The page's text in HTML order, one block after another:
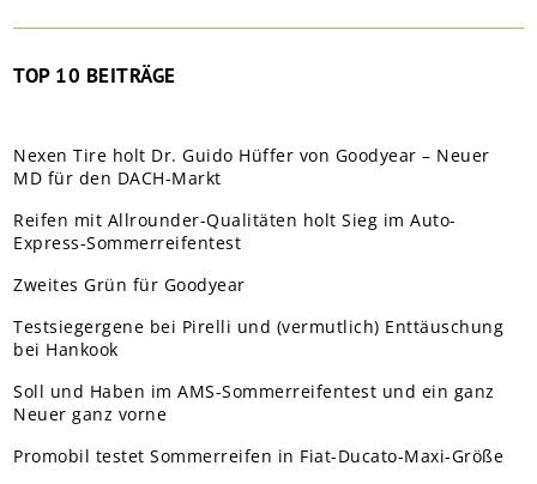
TOP 10 BEITRÄGE
Nexen Tire holt Dr. Guido Hüffer von Goodyear – Neuer
MD für den DACH-Markt
Reifen mit Allrounder-Qualitäten holt Sieg im Auto-
Express-Sommerreifentest
Zweites Grün für Goodyear
Testsiegergene bei Pirelli und (vermutlich) Enttäuschung
bei Hankook
Soll und Haben im AMS-Sommerreifentest und ein ganz
Neuer ganz vorne
Promobil testet Sommerreifen in Fiat-Ducato-Maxi-Größe